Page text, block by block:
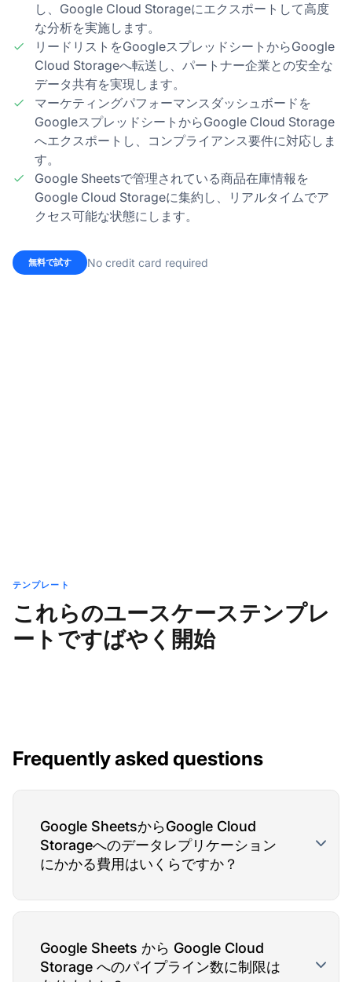
し、Google Cloud Storageにエクスポートして高度
な分析を実施します。
リードリストをGoogleスプレッドシートからGoogle
Cloud Storageへ転送し、パートナー企業との安全な
データ共有を実現します。
マーケティングパフォーマンスダッシュボードを
GoogleスプレッドシートからGoogle Cloud Storage
へエクスポートし、コンプライアンス要件に対応しま
す。
Google Sheetsで管理されている商品在庫情報を
Google Cloud Storageに集約し、リアルタイムでア
クセス可能な状態にします。
無料で試す No credit card required
テンプレート
これらのユースケーステンプレ
ートですばやく開始
Frequently asked questions
Google SheetsからGoogle Cloud
Storageへのデータレプリケーション
にかかる費用はいくらですか？
Google Sheets から Google Cloud
Storage へのパイプライン数に制限は